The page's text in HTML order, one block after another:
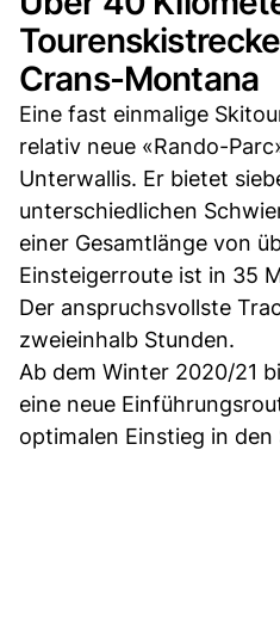
Crans-Montana
Eine fast einmalige
relativ neue «Rando-
Unterwallis. Er bietet
unterschiedlichen
einer Gesamtlänge von
Einsteigerroute ist in 35
Der anspruchsvollste
zweieinhalb Stunden.
Ab dem Winter 2020/21
eine neue
optimalen Einstieg in